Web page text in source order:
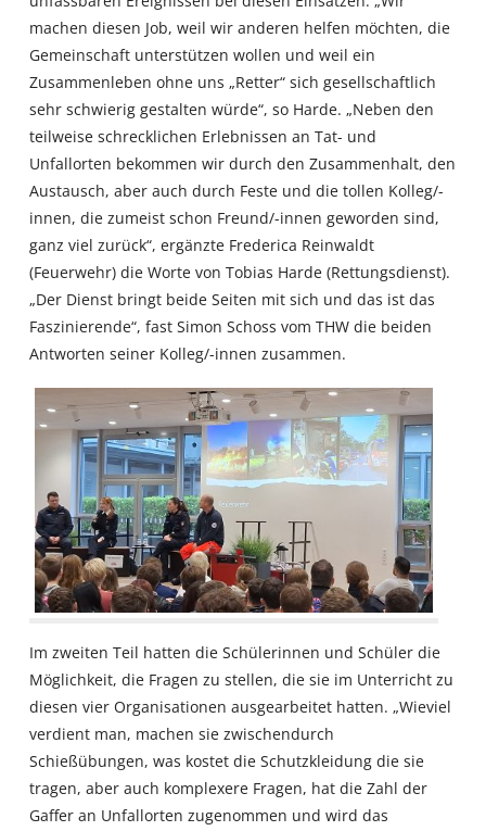
machen diesen Job, weil wir anderen helfen möchten, die
Gemeinschaft unterstützen wollen und weil ein
Zusammenleben ohne uns „Retter“ sich gesellschaftlich
sehr schwierig gestalten würde“, so Harde. „Neben den
teilweise schrecklichen Erlebnissen an Tat- und
Unfallorten bekommen wir durch den Zusammenhalt, den
Austausch, aber auch durch Feste und die tollen Kolleg/-
innen, die zumeist schon Freund/-innen geworden sind,
ganz viel zurück“, ergänzte Frederica Reinwaldt
(Feuerwehr) die Worte von Tobias Harde (Rettungsdienst).
„Der Dienst bringt beide Seiten mit sich und das ist das
Faszinierende“, fast Simon Schoss vom THW die beiden
Antworten seiner Kolleg/-innen zusammen.
Im zweiten Teil hatten die Schülerinnen und Schüler die
Möglichkeit, die Fragen zu stellen, die sie im Unterricht zu
diesen vier Organisationen ausgearbeitet hatten. „Wieviel
verdient man, machen sie zwischendurch
Schießübungen, was kostet die Schutzkleidung die sie
tragen, aber auch komplexere Fragen, hat die Zahl der
Gaffer an Unfallorten zugenommen und wird das